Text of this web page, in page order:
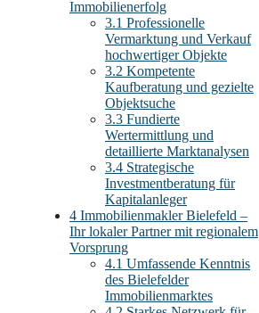
Immobilienerfolg
3.1 Professionelle
Vermarktung und Verkauf
hochwertiger Objekte
3.2 Kompetente
Kaufberatung und gezielte
Objektsuche
3.3 Fundierte
Wertermittlung und
detaillierte Marktanalysen
3.4 Strategische
Investmentberatung für
Kapitalanleger
4 Immobilienmakler Bielefeld –
Ihr lokaler Partner mit regionalem
Vorsprung
4.1 Umfassende Kenntnis
des Bielefelder
Immobilienmarktes